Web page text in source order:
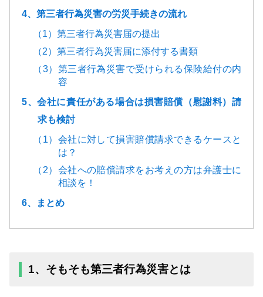
4、第三者行為災害の労災手続きの流れ
（1）第三者行為災害届の提出
（2）第三者行為災害届に添付する書類
（3）第三者行為災害で受けられる保険給付の内
容
5、会社に責任がある場合は損害賠償（慰謝料）請
求も検討
（1）会社に対して損害賠償請求できるケースと
は？
（2）会社への賠償請求をお考えの方は弁護士に
相談を！
6、まとめ
1、そもそも第三者行為災害とは